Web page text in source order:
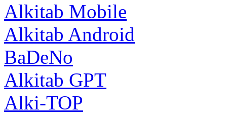
Alkitab Mobile
Alkitab Android
BaDeNo
Alkitab GPT
Alki-TOP